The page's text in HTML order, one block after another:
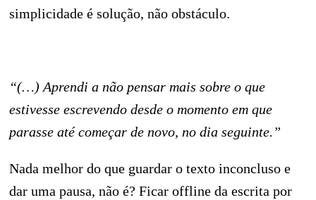
simplicidade é solução, não obstáculo.
“(…) Aprendi a não pensar mais sobre o que
estivesse escrevendo desde o momento em que
parasse até começar de novo, no dia seguinte.”
Nada melhor do que guardar o texto inconcluso e
dar uma pausa, não é? Ficar offline da escrita por